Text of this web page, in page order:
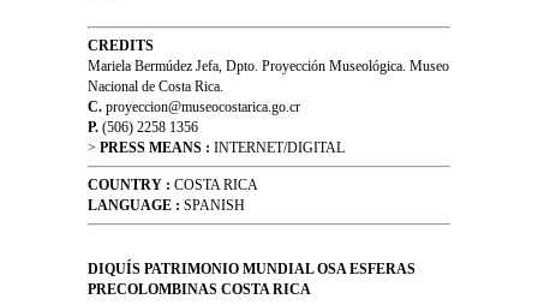
CREDITS
Mariela Bermúdez Jefa, Dpto. Proyección Museológica. Museo
Nacional de Costa Rica.
C. proyeccion@museocostarica.go.cr
P. (506) 2258 1356
>PRESS MEANS : INTERNET/DIGITAL
COUNTRY : COSTA RICA
LANGUAGE : SPANISH
DIQUÍS PATRIMONIO MUNDIAL OSA ESFERAS
PRECOLOMBINAS COSTA RICA